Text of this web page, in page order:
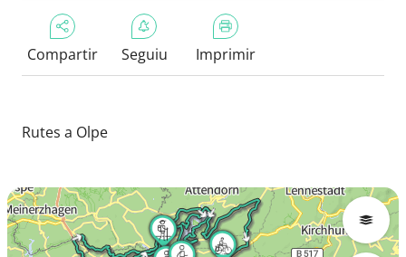
Compartir Seguiu Imprimir
Rutes a Olpe